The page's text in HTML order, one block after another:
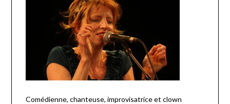
Comédienne, chanteuse, improvisatrice et clown